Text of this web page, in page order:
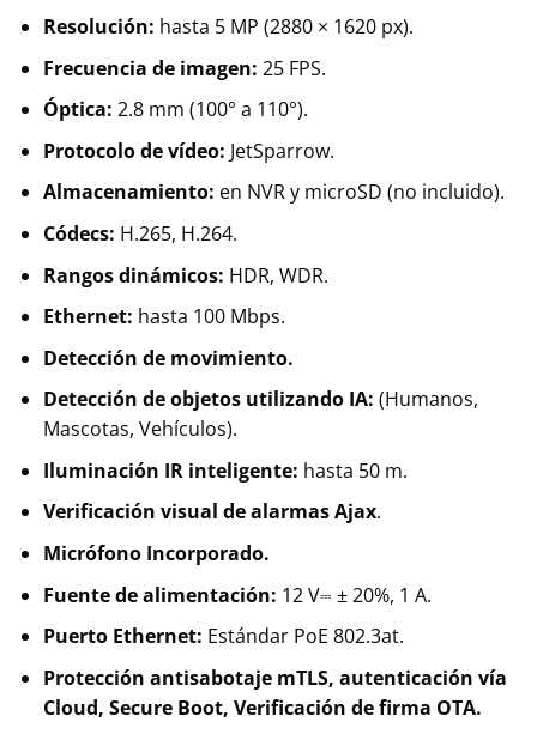
Resolución: hasta 5 MP (2880 × 1620 px).
Frecuencia de imagen: 25 FPS.
Óptica: 2.8 mm (100° a 110°).
Protocolo de vídeo: JetSparrow.
Almacenamiento: en NVR y microSD (no incluido).
Códecs: H.265, H.264.
Rangos dinámicos: HDR, WDR.
Ethernet: hasta 100 Mbps.
Detección de movimiento.
Detección de objetos utilizando IA: (Humanos,
Mascotas, Vehículos).
Iluminación IR inteligente: hasta 50 m.
Verificación visual de alarmasAjax.
Micrófono Incorporado.
Fuente de alimentación: 12 V⎓ ± 20%, 1 А.
Puerto Ethernet: Estándar PoE 802.3at.
Protección antisabotaje mTLS, autenticación vía
Cloud, Secure Boot, Verificación de firma OTA.